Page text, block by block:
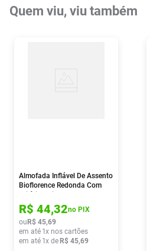
Quem viu, viu também
Almofada Inflável De Assento
Bioflorence Redonda Com
Unidade
R$ 44,32no PIX
ou R$ 45,69
em até 1x nos cartões
em até 1x de R$ 45,69